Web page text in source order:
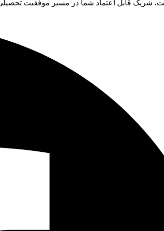
شریک قابل اعتماد شما در مسیر موفقیت تحصیلی